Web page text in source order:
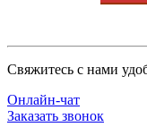
Cвяжитесь с нами
Онлайн-чат
Заказать звонок